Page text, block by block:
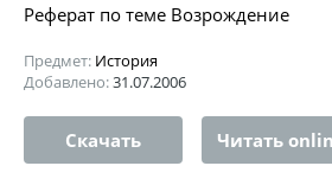
Реферат по теме Возрождение
Предмет: История
Добавлено:31.07.2006
Скачать Читать